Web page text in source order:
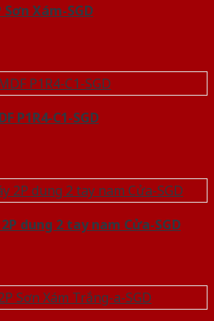
Sơn Xám-SGD
P1R4-C1-SGD
dung 2 tay nam Cửa-SGD